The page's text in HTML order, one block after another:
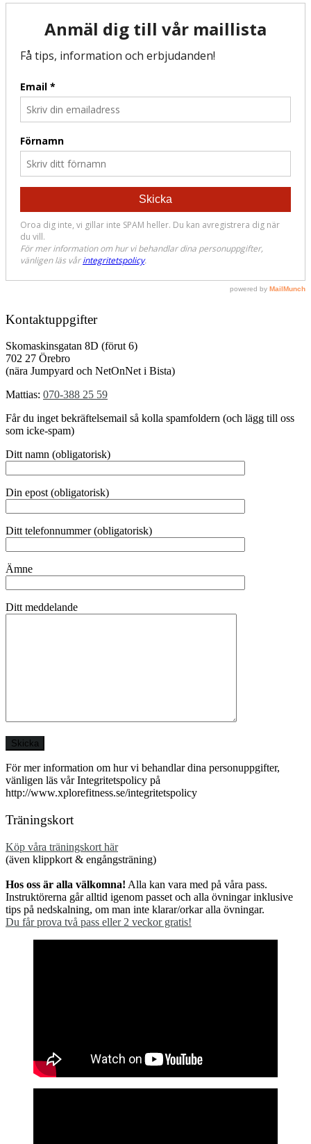
Kontaktuppgifter
Skomaskinsgatan 8D (förut 6)
702 27 Örebro
(nära Jumpyard och NetOnNet i Bista)
Mattias: 070-388 25 59
Får du inget bekräftelsemail så kolla spamfoldern (och lägg till oss
som icke-spam)
Ditt namn (obligatorisk)
Din epost (obligatorisk)
Ditt telefonnummer (obligatorisk)
Ämne
Ditt meddelande
För mer information om hur vi behandlar dina personuppgifter,
vänligen läs vår Integritetspolicy på
http://www.xplorefitness.se/integritetspolicy
Träningskort
Köp våra träningskort här
(även klippkort & engångsträning)
Hos oss är alla välkomna! Alla kan vara med på våra pass.
Instruktörerna går alltid igenom passet och alla övningar inklusive
tips på nedskalning, om man inte klarar/orkar alla övningar.
Du får prova två pass eller 2 veckor gratis!